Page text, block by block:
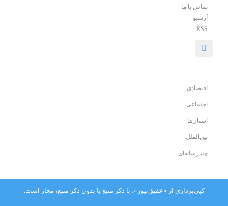
تماس با ما
آرشیو
RSS
اقتصادی
اجتماعی
استان‌ها
بین‌الملل
چندرسانه‌ای
کپی‌برداری از «عقیق‌نیوز»، با ذکر منبع یا بدون ذکر منبع، مجاز است.